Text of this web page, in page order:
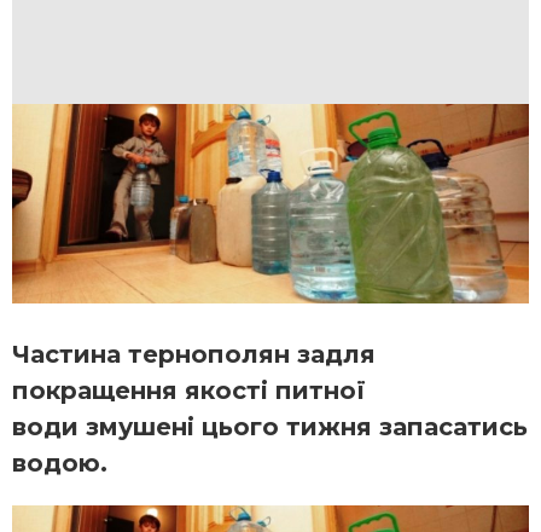
Частина тернополян задля
покращення якості питної
води змушені цього тижня запасатись
водою.